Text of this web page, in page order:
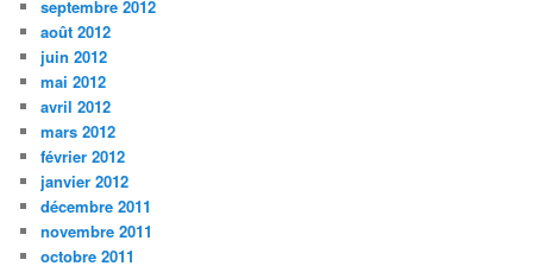
septembre 2012
août 2012
juin 2012
mai 2012
avril 2012
mars 2012
février 2012
janvier 2012
décembre 2011
novembre 2011
octobre 2011